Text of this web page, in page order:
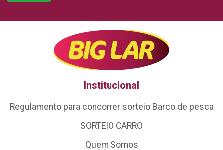
Institucional
Regulamento para concorrer sorteio Barco de pesca
SORTEIO CARRO
Quem Somos